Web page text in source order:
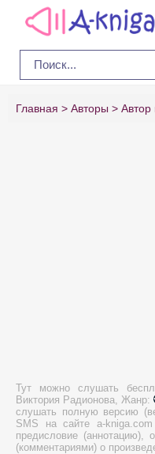
Главная Авторы Автор
Тут можно слушать
Виктория Радионова, Жанр:
слушать полную версию
SMS на сайте a-
предисловие (аннотацию),
(комментариями) о